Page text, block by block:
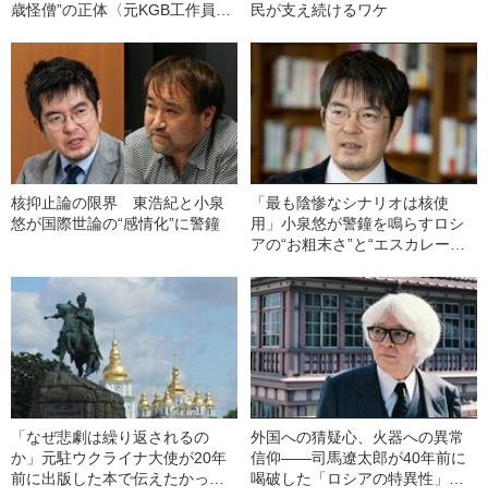
歳怪僧”の正体〈元KGB工作員と
民が支え続けるワケ
核抑止論の限界 東浩紀と小泉
悠が国際世論の“感情化”に警鐘
「最も陰惨なシナリオは核使
用」小泉悠が警鐘を鳴らすロシ
アの“お粗末さ”と“エスカレーシ
「なぜ悲劇は繰り返されるの
か」元駐ウクライナ大使が20年
前に出版した本で伝えたかった
外国への猜疑心、火器への異常
信仰——司馬遼󠄁太郎が40年前に
喝破した「ロシアの特異性」の